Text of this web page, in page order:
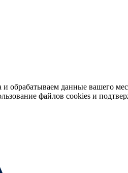
обрабатываем данные вашего
файлов cookies и